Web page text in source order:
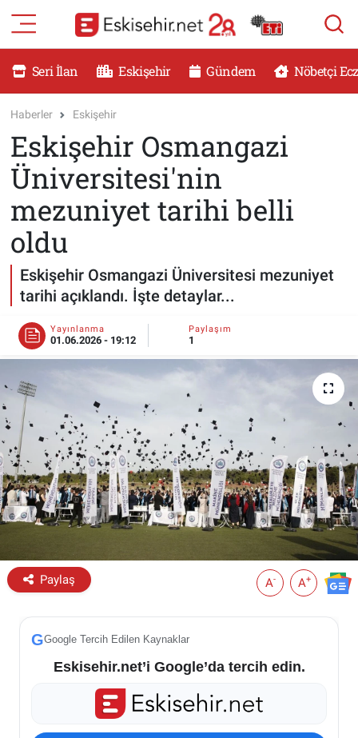
Seri İlan Eskişehir Gündem Nöbetçi
Haberler Eskişehir
Eskişehir Osmangazi
Üniversitesi'nin
mezuniyet tarihi belli
oldu
Eskişehir Osmangazi Üniversitesi mezuniyet
tarihi açıklandı. İşte detaylar...
Yayınlanma
01.06.2026 - 19:12
Paylaşım
1
Paylaş A- A+
GGoogle Tercih Edilen Kaynaklar
Eskisehir.net’i Google’da tercih edin.
RESMİ İLANLAR
DÜNYA
SAĞLIK
MAGAZİN
KADIN
TEKNOLOJİ
YEMEK
Eskişehir Haber İçerikleri
Eskişehir Hava Durumu
Eskişehir Tramvay Saatleri
Eskişehir Otobüs Saatleri
Eskişehir Nöbetçi Eczaneler
Eskişehir Namaz Vakitleri
Eskişehir Trafik Yoğunluk Haritası
Süper Lig Puan Durumu ve Fikstür
Tüm Manşetler
Son Dakika Haberleri
Haber Arşivi